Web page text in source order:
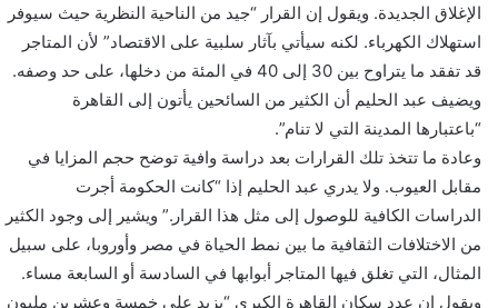
الإغلاق الجديدة. ويقول إن القرار “جيد من الناحية النظرية حيث سيوفر
استهلاك الكهرباء. لكنه سيأتي بآثار سلبية على الاقتصاد” لأن المتاجر
قد تفقد ما يتراوح بين 30 إلى 40 في المئة من دخلها، على حد وصفه.
ويضيف عبد الحليم أن الكثير من السائحين يأتون إلى القاهرة
“باعتبارها المدينة التي لا تنام”.
وعادة ما تتخذ تلك القرارات بعد دراسة وافية توضح حجم المزايا في
مقابل العيوب. ولا يدري عبد الحليم إذا “كانت الحكومة أجرت
الدراسات الكافية للوصول إلى مثل هذا القرار.” ويشير إلى وجود الكثير
من الاختلافات الثقافية ما بين نمط الحياة في مصر وأوروبا، على سبيل
المثال، التي تغلق فيها المتاجر أبوابها في السادسة أو السابعة مساء.
ويقول إن عدد سكان القاهرة الكبرى “يزيد على خمسة وعشرين مليون